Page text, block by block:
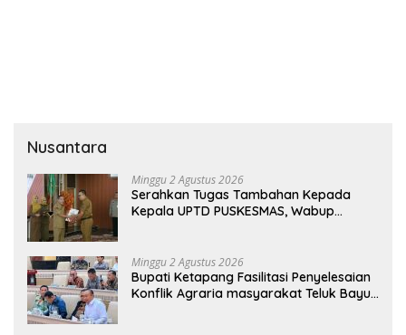
Nusantara
Minggu 2 Agustus 2026
Serahkan Tugas Tambahan Kepada
Kepala UPTD PUSKESMAS, Wabup
Minggu 2 Agustus 2026
Bupati Ketapang Fasilitasi Penyelesaian
Konflik Agraria masyarakat Teluk Bayur